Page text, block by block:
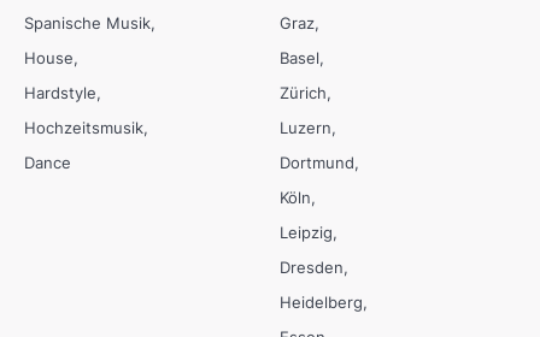
Spanische Musik
House
Hardstyle
Hochzeitsmusik
Dance
Graz
Basel
Zürich
Luzern
Dortmund
Köln
Leipzig
Dresden
Heidelberg